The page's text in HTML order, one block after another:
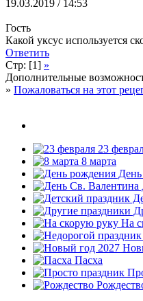
19.03.2019 / 14:53
Гость
Какой уксус используется
Ответить
Стр: [1] »
Дополнительные
» Пожаловаться на этот
23
8 марта
На
Пасха